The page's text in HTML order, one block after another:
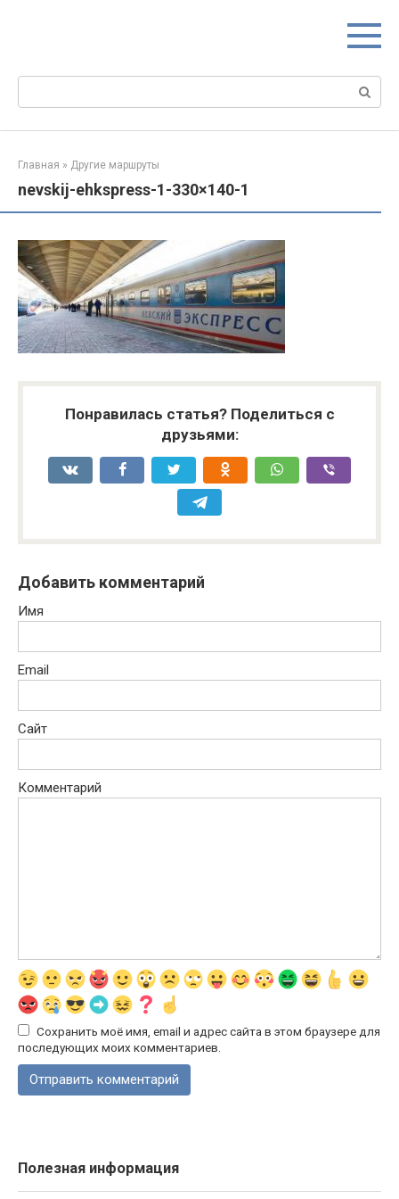
Поиск:
Главная » Другие маршруты
nevskij-ehkspress-1-330×140-1
Понравилась статья? Поделиться с
друзьями:
Добавить комментарий
Имя
Email
Сайт
Комментарий
Сохранить моё имя, email и адрес сайта в этом браузере для
последующих моих комментариев.
Полезная информация